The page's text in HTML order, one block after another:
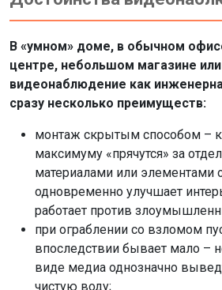
В «умном» доме, в обычном
центре, небольшом магазине
видеонаблюдение как
сразу несколько преимуществ:
монтаж скрытым способом –
максимуму «прячутся» за
материалами или элементами
одновременно улучшает
работает против
при ограблении со взломом
впоследствии бывает мало –
виде медиа однозначно
чистую воду;